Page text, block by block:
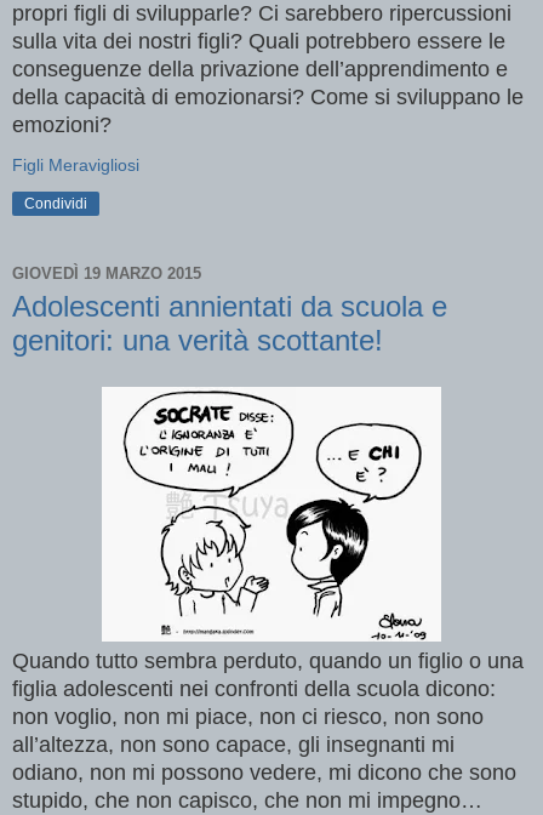
propri figli di svilupparle? Ci sarebbero ripercussioni
sulla vita dei nostri figli? Quali potrebbero essere le
conseguenze della privazione dell’apprendimento e
della capacità di emozionarsi? Come si sviluppano le
emozioni?
Figli Meravigliosi
Condividi
GIOVEDÌ 19 MARZO 2015
Adolescenti annientati da scuola e
genitori: una verità scottante!
Quando tutto sembra perduto, quando un figlio o una
figlia adolescenti nei confronti della scuola dicono:
non voglio, non mi piace, non ci riesco, non sono
all’altezza, non sono capace, gli insegnanti mi
odiano, non mi possono vedere, mi dicono che sono
stupido, che non capisco, che non mi impegno…